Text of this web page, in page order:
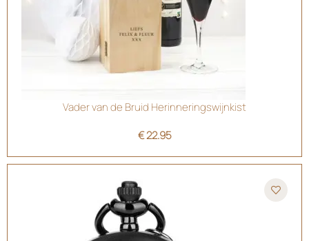
Vader van de Bruid Herinneringswijnkist
€22.95